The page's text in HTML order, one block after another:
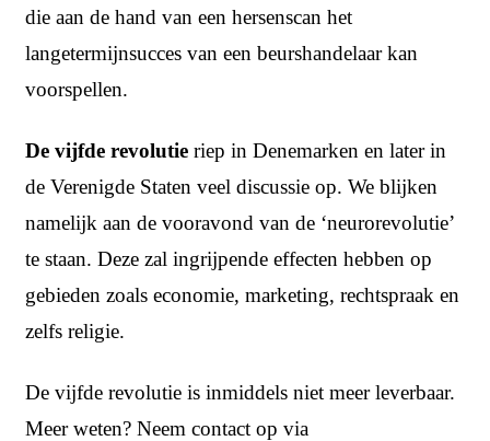
die aan de hand van een hersenscan het
langetermijnsucces van een beurshandelaar kan
voorspellen.
De vijfde revolutie riep in Denemarken en later in
de Verenigde Staten veel discussie op. We blijken
namelijk aan de vooravond van de ‘neurorevolutie’
te staan. Deze zal ingrijpende effecten hebben op
gebieden zoals economie, marketing, rechtspraak en
zelfs religie.
De vijfde revolutie is inmiddels niet meer leverbaar.
Meer weten? Neem contact op via